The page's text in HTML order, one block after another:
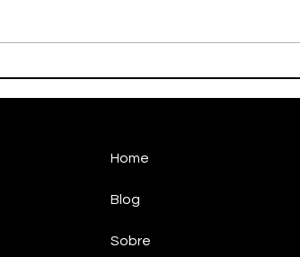
Home
Blog
Sobre